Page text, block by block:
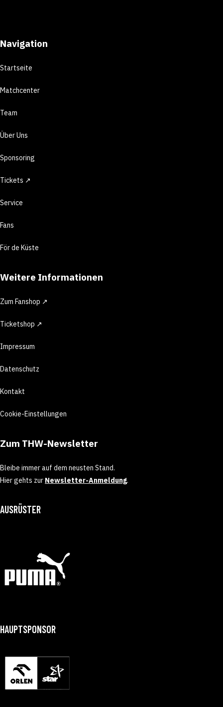
Navigation
Startseite
Matchcenter
Team
Über Uns
Sponsoring
Tickets ↗
Service
Fans
För de Küste
Weitere Informationen
Zum Fanshop ↗
Ticketshop ↗
Impressum
Datenschutz
Kontakt
Cookie-Einstellungen
Zum THW-Newsletter
Bleibe immer auf dem neusten Stand.
Hier gehts zur Newsletter-Anmeldung.
AUSRÜSTER
HAUPTSPONSOR